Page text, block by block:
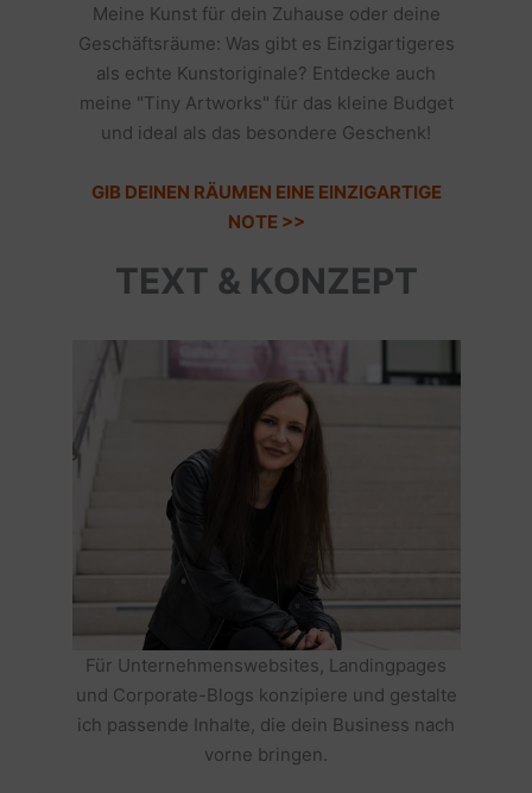
Meine Kunst für dein Zuhause oder deine
Geschäftsräume: Was gibt es Einzigartigeres
als echte Kunstoriginale? Entdecke auch
meine "Tiny Artworks" für das kleine Budget
und ideal als das besondere Geschenk!
GIB DEINEN RÄUMEN EINE EINZIGARTIGE
NOTE >>
TEXT & KONZEPT
Für Unternehmenswebsites, Landingpages
und Corporate-Blogs konzipiere und gestalte
ich passende Inhalte, die dein Business nach
vorne bringen.